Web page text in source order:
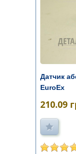
Датчик
EuroEx
210.09